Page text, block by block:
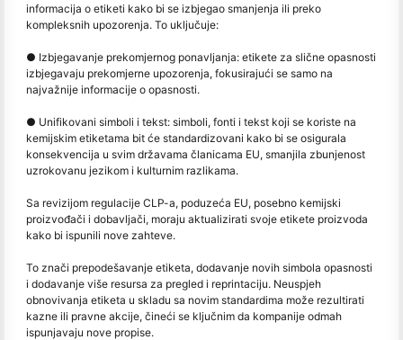
informacija o etiketi kako bi se izbjegao smanjenja ili preko
kompleksnih upozorenja. To uključuje:
● Izbjegavanje prekomjernog ponavljanja: etikete za slične opasnosti
izbjegavaju prekomjerne upozorenja, fokusirajući se samo na
najvažnije informacije o opasnosti.
● Unifikovani simboli i tekst: simboli, fonti i tekst koji se koriste na
kemijskim etiketama bit će standardizovani kako bi se osigurala
konsekvencija u svim državama članicama EU, smanjila zbunjenost
uzrokovanu jezikom i kulturnim razlikama.
Sa revizijom regulacije CLP-a, poduzeća EU, posebno kemijski
proizvođači i dobavljači, moraju aktualizirati svoje etikete proizvoda
kako bi ispunili nove zahteve.
To znači prepodešavanje etiketa, dodavanje novih simbola opasnosti
i dodavanje više resursa za pregled i reprintaciju. Neuspjeh
obnovivanja etiketa u skladu sa novim standardima može rezultirati
kazne ili pravne akcije, čineći se ključnim da kompanije odmah
ispunjavaju nove propise.